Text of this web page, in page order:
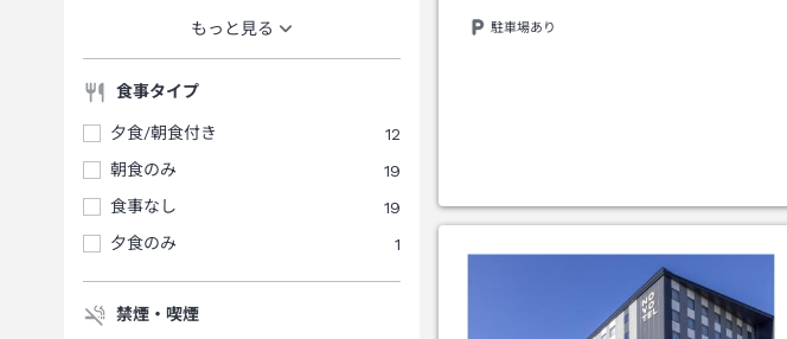
もっと見る
食事タイプ
夕食/朝食付き
12
朝食のみ
19
食事なし
19
夕食のみ
1
禁煙・喫煙
駐車場あり